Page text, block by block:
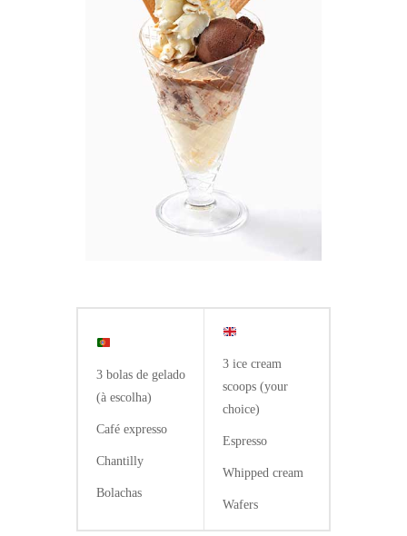
3 bolas de gelado
(à escolha)
Café expresso
Chantilly
Bolachas
3 ice cream
scoops (your
choice)
Espresso
Whipped cream
Wafers